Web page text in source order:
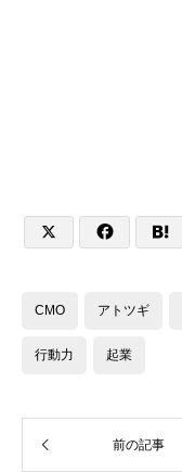
  
CMO アトツギ
行動力 起業
前の記事